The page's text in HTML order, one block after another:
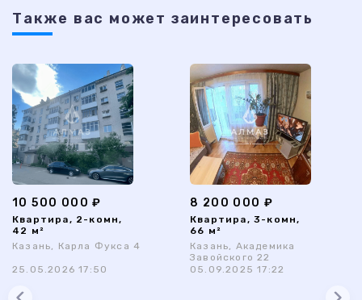
Также ваc может заинтересовать
10 500 000 ₽
Квартира, 2-комн,
42 м²
Казань, Карла Фукса 4
25.05.2026 17:50
8 200 000 ₽
Квартира, 3-комн,
66 м²
Казань, Академика
Завойского 22
05.09.2025 17:22